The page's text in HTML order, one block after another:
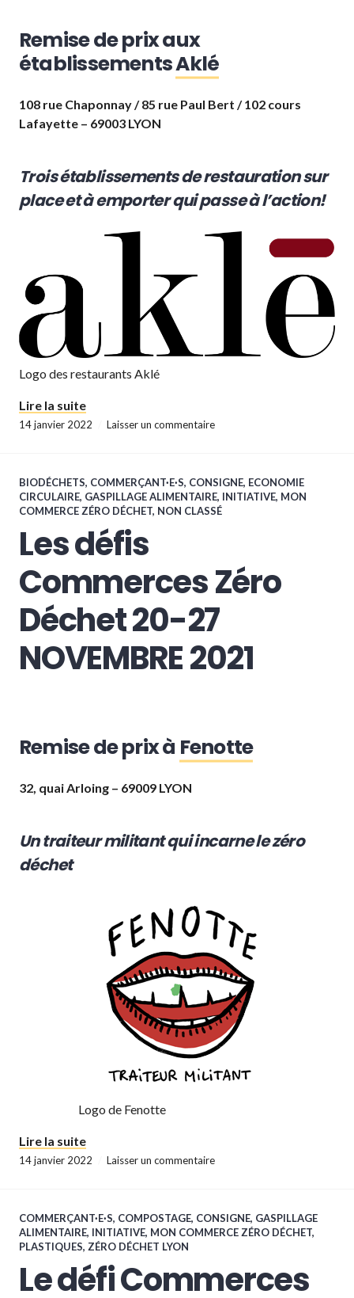
Remise de prix aux
établissementsAklé
108 rue Chaponnay / 85 rue Paul Bert / 102 cours
Lafayette – 69003 LYON
Trois établissements de restauration sur
place et à emporter qui passe à l’action!
Logo des restaurants Aklé
Lire la suite« Les défis Commerces Zéro Déchet 04-11
14 janvier 2022 Laisser un commentaire
BIODÉCHETS, COMMERÇANT·E·S, CONSIGNE, ECONOMIE
CIRCULAIRE, GASPILLAGE ALIMENTAIRE, INITIATIVE, MON
COMMERCE ZÉRO DÉCHET, NON CLASSÉ
Les défis
Commerces Zéro
Déchet 20-27
NOVEMBRE 2021
Remise de prix à Fenotte
32, quai Arloing – 69009 LYON
Un traiteur militant qui incarne le zéro
déchet
Logo de Fenotte
Lire la suite« Les défis Commerces Zéro Déchet 20-27
14 janvier 2022 Laisser un commentaire
COMMERÇANT·E·S, COMPOSTAGE, CONSIGNE, GASPILLAGE
ALIMENTAIRE, INITIATIVE, MON COMMERCE ZÉRO DÉCHET,
PLASTIQUES, ZÉRO DÉCHET LYON
Le défi Commerces